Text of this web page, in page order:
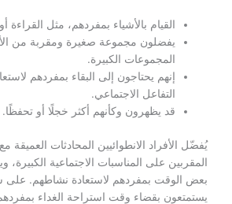
القيام بالأشياء بمفردهم، مثل القراءة أو
يفضلون مجموعة صغيرة ومقربة من
المجموعات الكبيرة.
إنهم يحتاجون إلى البقاء بمفردهم
التفاعل الاجتماعي.
قد يظهرون وكأنهم أكثر خجلًا أو تحفظًا.
يُفضّل الأفراد الانطوائيين المحادثات العميقة
المقربين على المناسبات الاجتماعية الكبيرة،
بعض الوقت بمفردهم لاستعادة نشاطهم. على
يستمتعون بقضاء وقت استراحة الغداء